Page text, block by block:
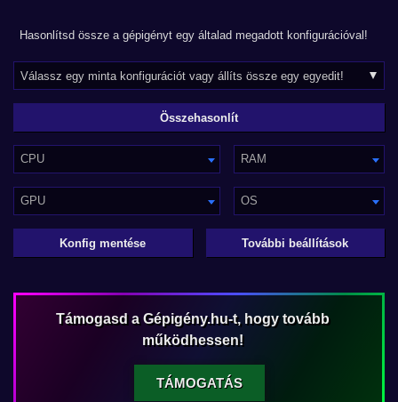
Hasonlítsd össze a gépigényt egy általad megadott konfigurációval!
CPU RAM
GPU OS
Konfig mentése További beállítások
Támogasd a Gépigény.hu-t, hogy tovább
működhessen!
TÁMOGATÁS